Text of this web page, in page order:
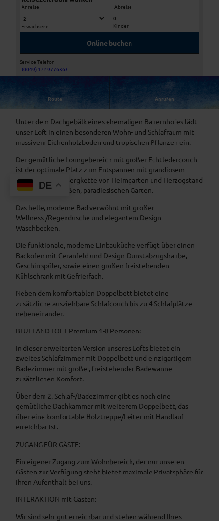
W
n
b
i
c
h
c
h
W
i
c
h
Anreise Abreise
Erwachsene
0
Kinder
Online buchen
Service-Telefon
(0049) 172 9776363
Route Anrufen
BLUELAND LOFT Basic 1-4 Personen:
Unter dem Dachgebälk eines ehemaligen Bauernhofes lädt
unser Loft in einen besonderen Wohn- und Schlafraum mit
massivem Eichenholzboden und tropischen Pflanzen ein.
Der gemütliche Loungebereich mit großer Echtledercouch
ist der optimale Platz zum Entspannen mit grandiosem
Ausblick auf die Bergkette von Heimgarten und Herzogstand
und über den großen, paradiesischen Garten.
Das helle, moderne Bad verwöhnt mit großer
Wellness-/Regendusche und elegantem Design-
Waschbecken.
Die funktionale, moderne Einbauküche verfügt über einen
Backofen mit Ceranfeld und Design-Dunstabzugshaube,
Geschirrspüler, sowie einen großen freistehenden
Kühlschrank mit Gefrierfach.
Neben dem komfortablen Doppelbett bietet eine
zusätzliche ausziehbare Schlafcouch bis zu 4 Schlafplätze
nebeneinander.
BLUELAND LOFT Premium 1-8 Personen:
In dieser erweiterten Version unseres Lofts bietet ein
zweites Schlafzimmer mit Doppelbett und einzigartigem
Badezimmer mit großer, freistehender Badewanne
zusätzlichen Komfort.
Über dem 2. Schlaf-/Badezimmer gibt es noch eine
gemütliche Dachkammer mit weiterem Doppelbett, das
über eine komfortable Holztreppe/Leiter mit Handlauf
erreichbar ist.
ZUGANG FÜR GÄSTE:
Ein eigener Zugang zum Wohnbereich, der nur unseren
Gästen zur Verfügung steht bietet maximale Privatsphäre für
Ihren Aufenthalt bei uns.
INTERAKTION mit Gästen:
Wir sind sehr gut erreichbar und stehen während Ihres
DE